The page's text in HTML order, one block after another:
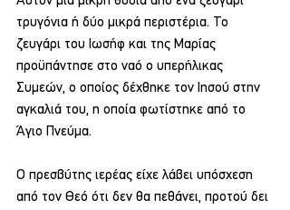
τρυγόνια ή δύο μικρά περιστέρια. Το
ζευγάρι του Ιωσήφ και της Μαρίας
προϋπάντησε στο ναό ο υπερήλικας
Συμεών, ο οποίος δέχθηκε τον Ιησού στην
αγκαλιά του, η οποία φωτίστηκε από το
Άγιο Πνεύμα.
Ο πρεσβύτης ιερέας είχε λάβει υπόσχεση
από τον Θεό ότι δεν θα πεθάνει, προτού δει